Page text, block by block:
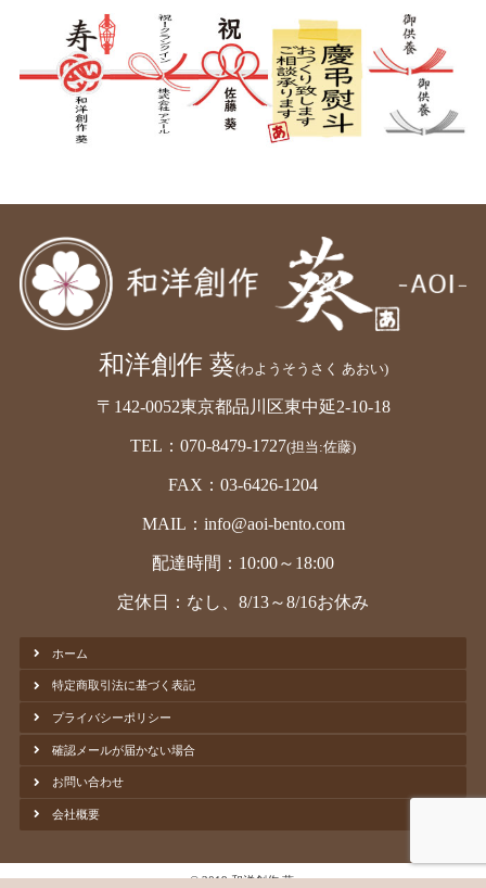
和洋創作 葵(わようそうさく あおい)
〒142-0052東京都品川区東中延2-10-18
TEL：070-8479-1727(担当:佐藤)
FAX：03-6426-1204
MAIL：info@aoi-bento.com
配達時間：10:00～18:00
定休日：なし、8/13～8/16お休み
ホーム
特定商取引法に基づく表記
プライバシーポリシー
確認メールが届かない場合
お問い合わせ
会社概要
© 2019 和洋創作 葵.